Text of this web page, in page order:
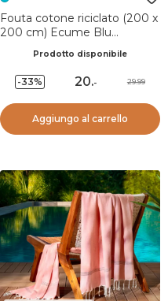
Fouta cotone riciclato (200 x
200 cm) Ecume Blu
Prodotto disponibile
-33% 20.- 29.99
Aggiungo al carrello